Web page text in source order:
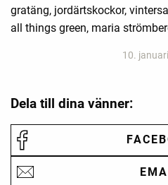
gratäng, jordärtskockor,
all things green, maria
10.
Dela till dina vänner: